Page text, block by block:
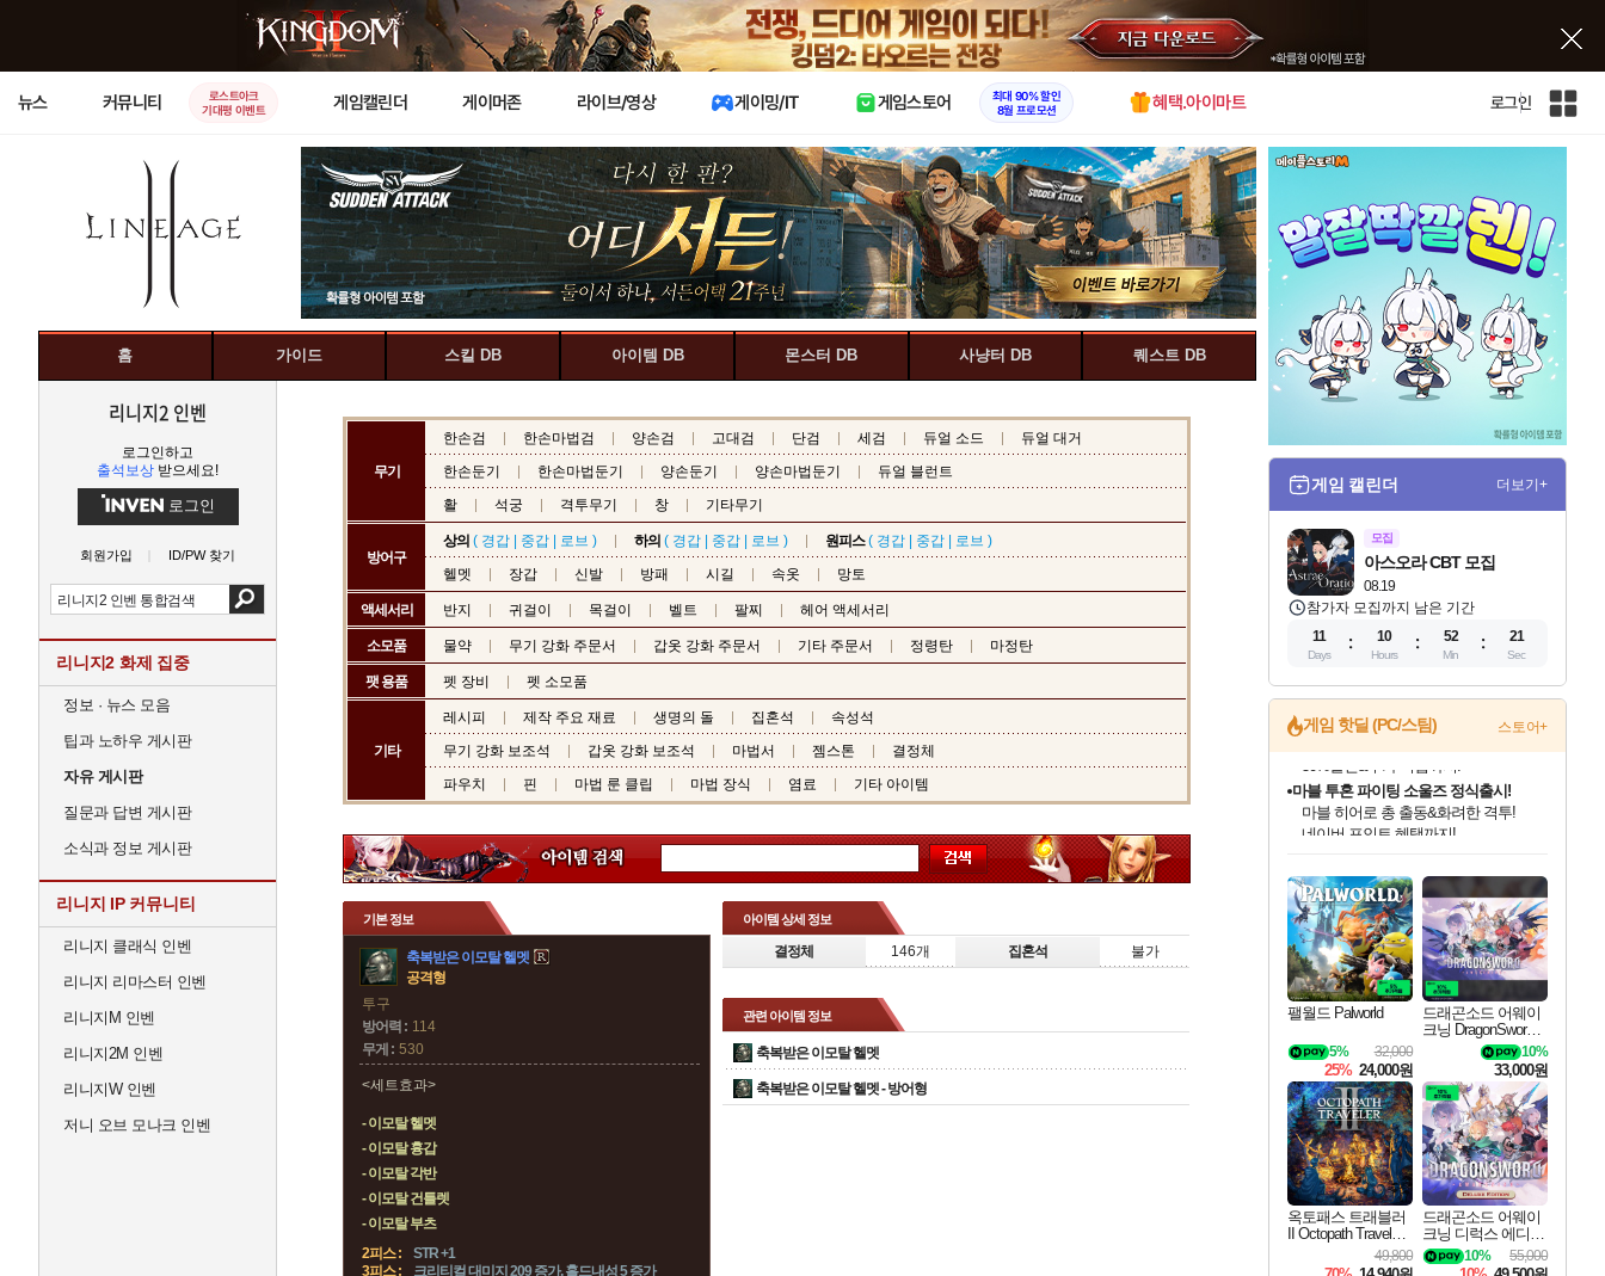
X
뉴스 커뮤니티
로스트아크
기대평 이벤트
게임캘린더 게이머존 라이브/영상 게이밍/IT 게임스토어
최대 90% 할인
8월 프로모션
혜택.아이마트 로그인
인
트
홈 가이드 스킬 DB 아이템 DB 몬스터 DB 사냥터 DB 퀘스트 DB
리니지2 인벤
로그인하고
출석보상 받으세요!
로그인
회원가입 ID/PW 찾기
리니지2 화제 집중
정보 · 뉴스 모음
팁과 노하우 게시판
자유 게시판
질문과 답변 게시판
소식과 정보 게시판
리니지 IP 커뮤니티
리니지 클래식 인벤
리니지 리마스터 인벤
리니지M 인벤
리니지2M 인벤
리니지W 인벤
저니 오브 모나크 인벤
무기
한손검 한손마법검 양손검 고대검 단검 세검 듀얼 소드
듀얼 대거
한손둔기
한손마법둔기 양손둔기 양손마법둔기
듀얼 블런트
활
석궁 격투무기 창 기타무기
방어구
상의 ( 경갑 중갑 로브 ) 하의 ( 경갑 중갑 로브 ) 원피스( 경갑 중갑 로브 )
헬멧
장갑 신발 방패 시길 속옷 망토
액세서리 반지 귀걸이 목걸이 벨트 팔찌 헤어 액세서리
소모품 물약 무기 강화 주문서 갑옷 강화 주문서 기타 주문서 정령탄 마정탄
팻 용품 펫 장비 펫 소모품
기타
레시피 제작 주요 재료 생명의 돌 집혼석
속성석
무기 강화 보조석
갑옷 강화 보조석 마법서 젬스톤
결정체
파우치
핀 마법 룬 클립 마법 장식 염료 기타 아이템
기본 정보
축복받은 이모탈 헬멧
공격형
투구
방어력 : 114
무게 : 530
<세트효과>
- 이모탈 헬멧
- 이모탈 흉갑
- 이모탈 각반
- 이모탈 건틀렛
- 이모탈 부츠
2피스 :
STR +1
3피스 :
크리티컬 대미지 209 증가, 홀드내성 5 증가
아이템 상세 정보
결정체 146개 집혼석 불가
관련 아이템 정보
축복받은 이모탈 헬멧
축복받은 이모탈 헬멧 -방어형
게임 캘린더 더보기+
모집
08.19
아스오라 CBT 모집
참가자 모집까지 남은 기간
11
Days
10
Hours
52
Min
20
Sec
게임 핫딜 (PC/스팀) 스토어+
최대 90% 할인가를 만나보세요!
네이버혜택과 함께 만나보세요!
50%할인&추가 적립까지!
마블 투혼 파이팅 소울즈 정식출시!
마블 히어로 총 출동&화려한 격투!
네이버 포인트 혜택까지!
이니&베니 혜택까지!
네이버 혜택가와 함께 예약하세요!
할인&네이버혜택으로 만나보세요!
네이버페이 혜택과 만나보세요!
40주년 프로모션으로 만나보세요!
할인가에 만나보세요!
일부 에디션 상시 할인!
혜택으로 예약 판매 중
편안하게 충전하세요
팰월드 Palworld
32,000
5%
25% 24,000원
드래곤소드 어웨이
크닝 DragonSword A
10%
33,000원
옥토패스 트래블러
II Octopath Traveler I
49,800
드래곤소드 어웨이
크닝 디럭스 에디션
DragonSword Awake
ning Deluxe Edition
55,000
10%